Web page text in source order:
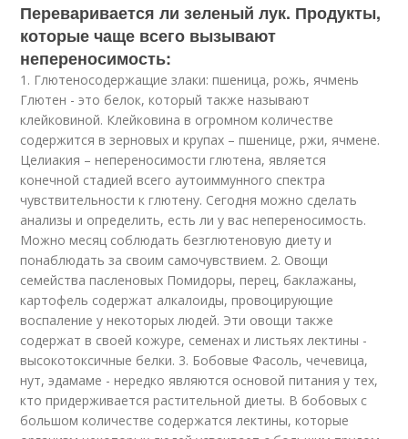
Переваривается ли зеленый лук. Продукты,
которые чаще всего вызывают
непереносимость:
1. Глютеносодержащие злаки: пшеница, рожь, ячмень
Глютен - это белок, который также называют
клейковиной. Клейковина в огромном количестве
содержится в зерновых и крупах – пшенице, ржи, ячмене.
Целиакия – непереносимости глютена, является
конечной стадией всего аутоиммунного спектра
чувствительности к глютену. Сегодня можно сделать
анализы и определить, есть ли у вас непереносимость.
Можно месяц соблюдать безглютеновую диету и
понаблюдать за своим самочувствием. 2. Овощи
семейства пасленовых Помидоры, перец, баклажаны,
картофель содержат алкалоиды, провоцирующие
воспаление у некоторых людей. Эти овощи также
содержат в своей кожуре, семенах и листьях лектины -
высокотоксичные белки. 3. Бобовые Фасоль, чечевица,
нут, эдамаме - нередко являются основой питания у тех,
кто придерживается растительной диеты. В бобовых с
большом количестве содержатся лектины, которые